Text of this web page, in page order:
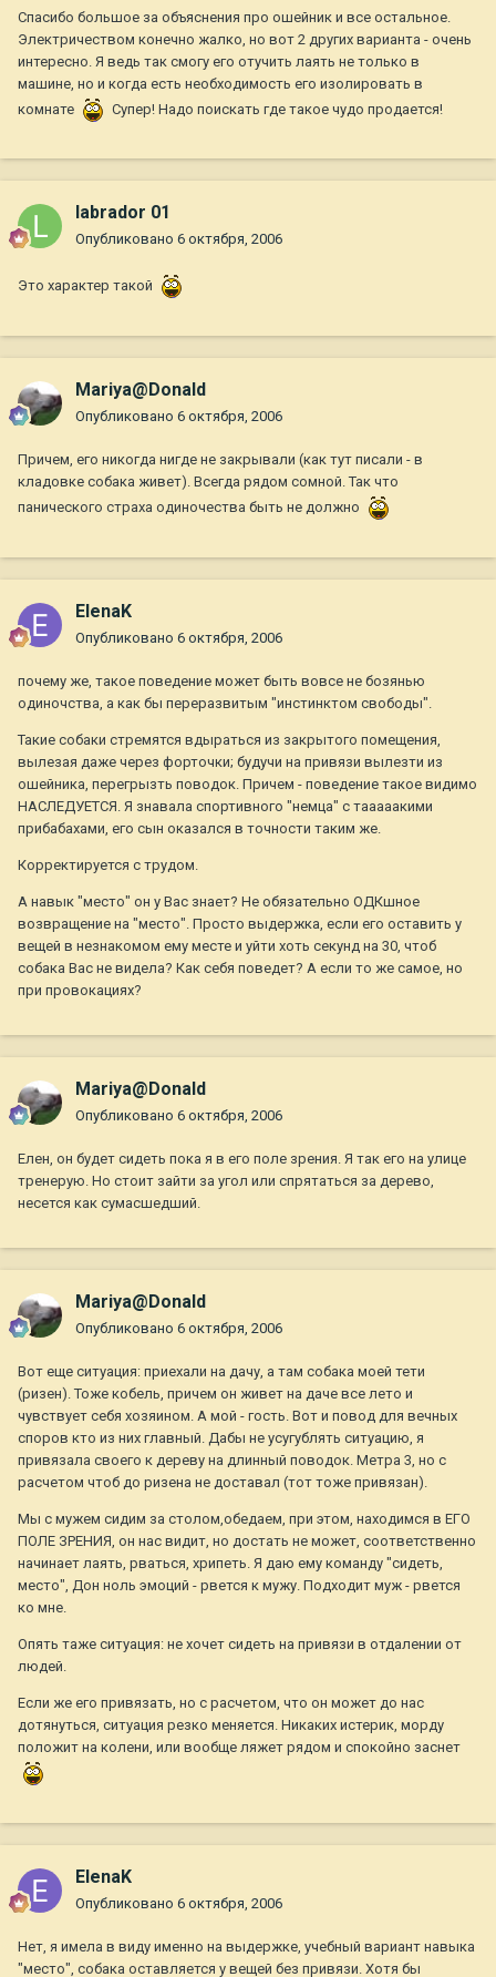
Спасибо большое за объяснения про ошейник и все остальное.
Электричеством конечно жалко, но вот 2 других варианта - очень
интересно. Я ведь так смогу его отучить лаять не только в
машине, но и когда есть необходимость его изолировать в
комнате
Супер! Надо поискать где такое чудо продается!
labrador 01
Опубликовано 6 октября, 2006
Это характер такой
Mariya@Donald
Опубликовано 6 октября, 2006
Причем, его никогда нигде не закрывали (как тут писали - в
кладовке собака живет). Всегда рядом сомной. Так что
панического страха одиночества быть не должно
ElenaK
Опубликовано 6 октября, 2006
почему же, такое поведение может быть вовсе не бозянью
одиночства, а как бы переразвитым "инстинктом свободы".
Такие собаки стремятся вдыраться из закрытого помещения,
вылезая даже через форточки; будучи на привязи вылезти из
ошейника, перегрызть поводок. Причем - поведение такое видимо
НАСЛЕДУЕТСЯ. Я знавала спортивного "немца" с тааааакими
прибабахами, его сын оказался в точности таким же.
Корректируется с трудом.
А навык "место" он у Вас знает? Не обязательно ОДКшное
возвращение на "место". Просто выдержка, если его оставить у
вещей в незнакомом ему месте и уйти хоть секунд на 30, чтоб
собака Вас не видела? Как себя поведет? А если то же самое, но
при провокациях?
Mariya@Donald
Опубликовано 6 октября, 2006
Елен, он будет сидеть пока я в его поле зрения. Я так его на улице
тренерую. Но стоит зайти за угол или спрятаться за дерево,
несется как сумасшедший.
Mariya@Donald
Опубликовано 6 октября, 2006
Вот еще ситуация: приехали на дачу, а там собака моей тети
(ризен). Тоже кобель, причем он живет на даче все лето и
чувствует себя хозяином. А мой - гость. Вот и повод для вечных
споров кто из них главный. Дабы не усугублять ситуацию, я
привязала своего к дереву на длинный поводок. Метра 3, но с
расчетом чтоб до ризена не доставал (тот тоже привязан).
Мы с мужем сидим за столом,обедаем, при этом, находимся в ЕГО
ПОЛЕ ЗРЕНИЯ, он нас видит, но достать не может, соответственно
начинает лаять, рваться, хрипеть. Я даю ему команду "сидеть,
место", Дон ноль эмоций - рвется к мужу. Подходит муж - рвется
ко мне.
Опять таже ситуация: не хочет сидеть на привязи в отдалении от
людей.
Если же его привязать, но с расчетом, что он может до нас
дотянуться, ситуация резко меняется. Никаких истерик, морду
положит на колени, или вообще ляжет рядом и спокойно заснет
ElenaK
Опубликовано 6 октября, 2006
Нет, я имела в виду именно на выдержке, учебный вариант навыка
"место", собака оставляется у вещей без привязи. Хотя бы